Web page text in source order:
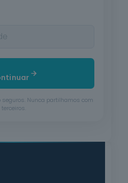
Nunca partilhamos com
terceiros.